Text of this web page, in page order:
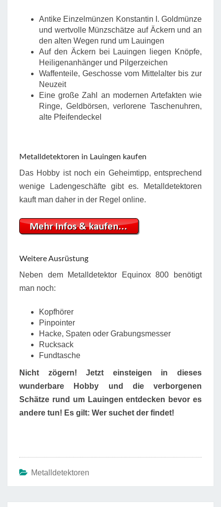
Antike Einzelmünzen Konstantin I. Goldmünze
und wertvolle Münzschätze auf Äckern und an
den alten Wegen rund um Lauingen
Auf den Äckern bei Lauingen liegen Knöpfe,
Heiligenanhänger und Pilgerzeichen
Waffenteile, Geschosse vom Mittelalter bis zur
Neuzeit
Eine große Zahl an modernen Artefakten wie
Ringe, Geldbörsen, verlorene Taschenuhren,
alte Pfeifendeckel
Metalldetektoren in Lauingen kaufen
Das Hobby ist noch ein Geheimtipp, entsprechend
wenige Ladengeschäfte gibt es. Metalldetektoren
kauft man daher in der Regel online.
Weitere Ausrüstung
Neben dem Metalldetektor Equinox 800 benötigt
man noch:
Kopfhörer
Pinpointer
Hacke, Spaten oder Grabungsmesser
Rucksack
Fundtasche
Nicht zögern! Jetzt einsteigen in dieses
wunderbare Hobby und die verborgenen
Schätze rund um Lauingen entdecken bevor es
andere tun! Es gilt: Wer suchet der findet!
Metalldetektoren